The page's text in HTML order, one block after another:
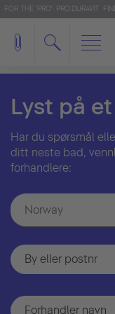
FOR THE 'PRO': PRO.DURAVIT
Lyst på
Har du spørsmål
ditt neste bad,
forhandlere:
Norway